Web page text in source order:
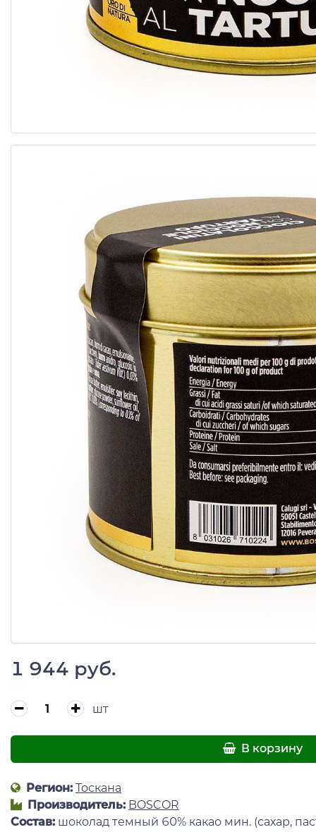
1 944 руб.
шт
В корзину
Регион: Тоскана
Производитель: BOSCOR
Состав: шоколад темный 60% какао мин. (сахар,